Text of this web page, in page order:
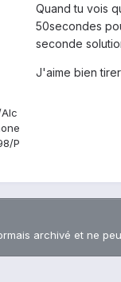
P
Quand tu vois
50secondes
seconde
J'aime bien
archivé et ne